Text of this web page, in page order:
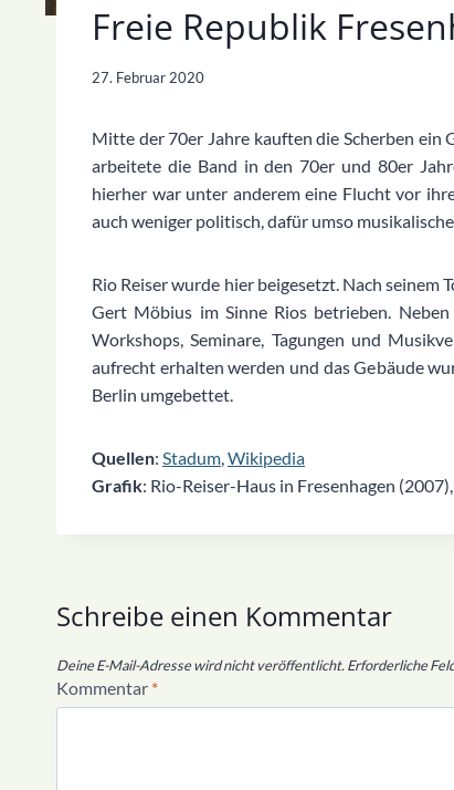
Freie Republik
27. Februar 2020
Mitte der 70er Jahre kauften die Scherben ein
arbeitete die Band in den 70er und 80er
hierher war unter anderem eine Flucht vor
auch weniger politisch, dafür umso
Rio Reiser wurde hier beigesetzt. Nach
Gert Möbius im Sinne Rios betrieben.
Workshops, Seminare, Tagungen und
aufrecht erhalten werden und das Gebäude
Berlin umgebettet.
Quellen: Stadum,Wikipedia
Grafik: Rio-Reiser-Haus in Fresenhagen
Schreibe einen Kommentar
Deine E-Mail-Adresse wird nicht veröffentlicht. Erforderliche
Kommentar *